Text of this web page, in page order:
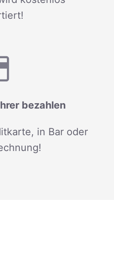
bezahlen
in Bar oder